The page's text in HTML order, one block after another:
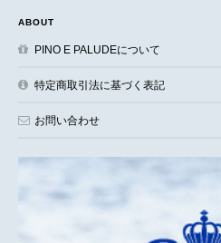
ABOUT
PINO E PALUDEについて
特定商取引法に基づく表記
お問い合わせ